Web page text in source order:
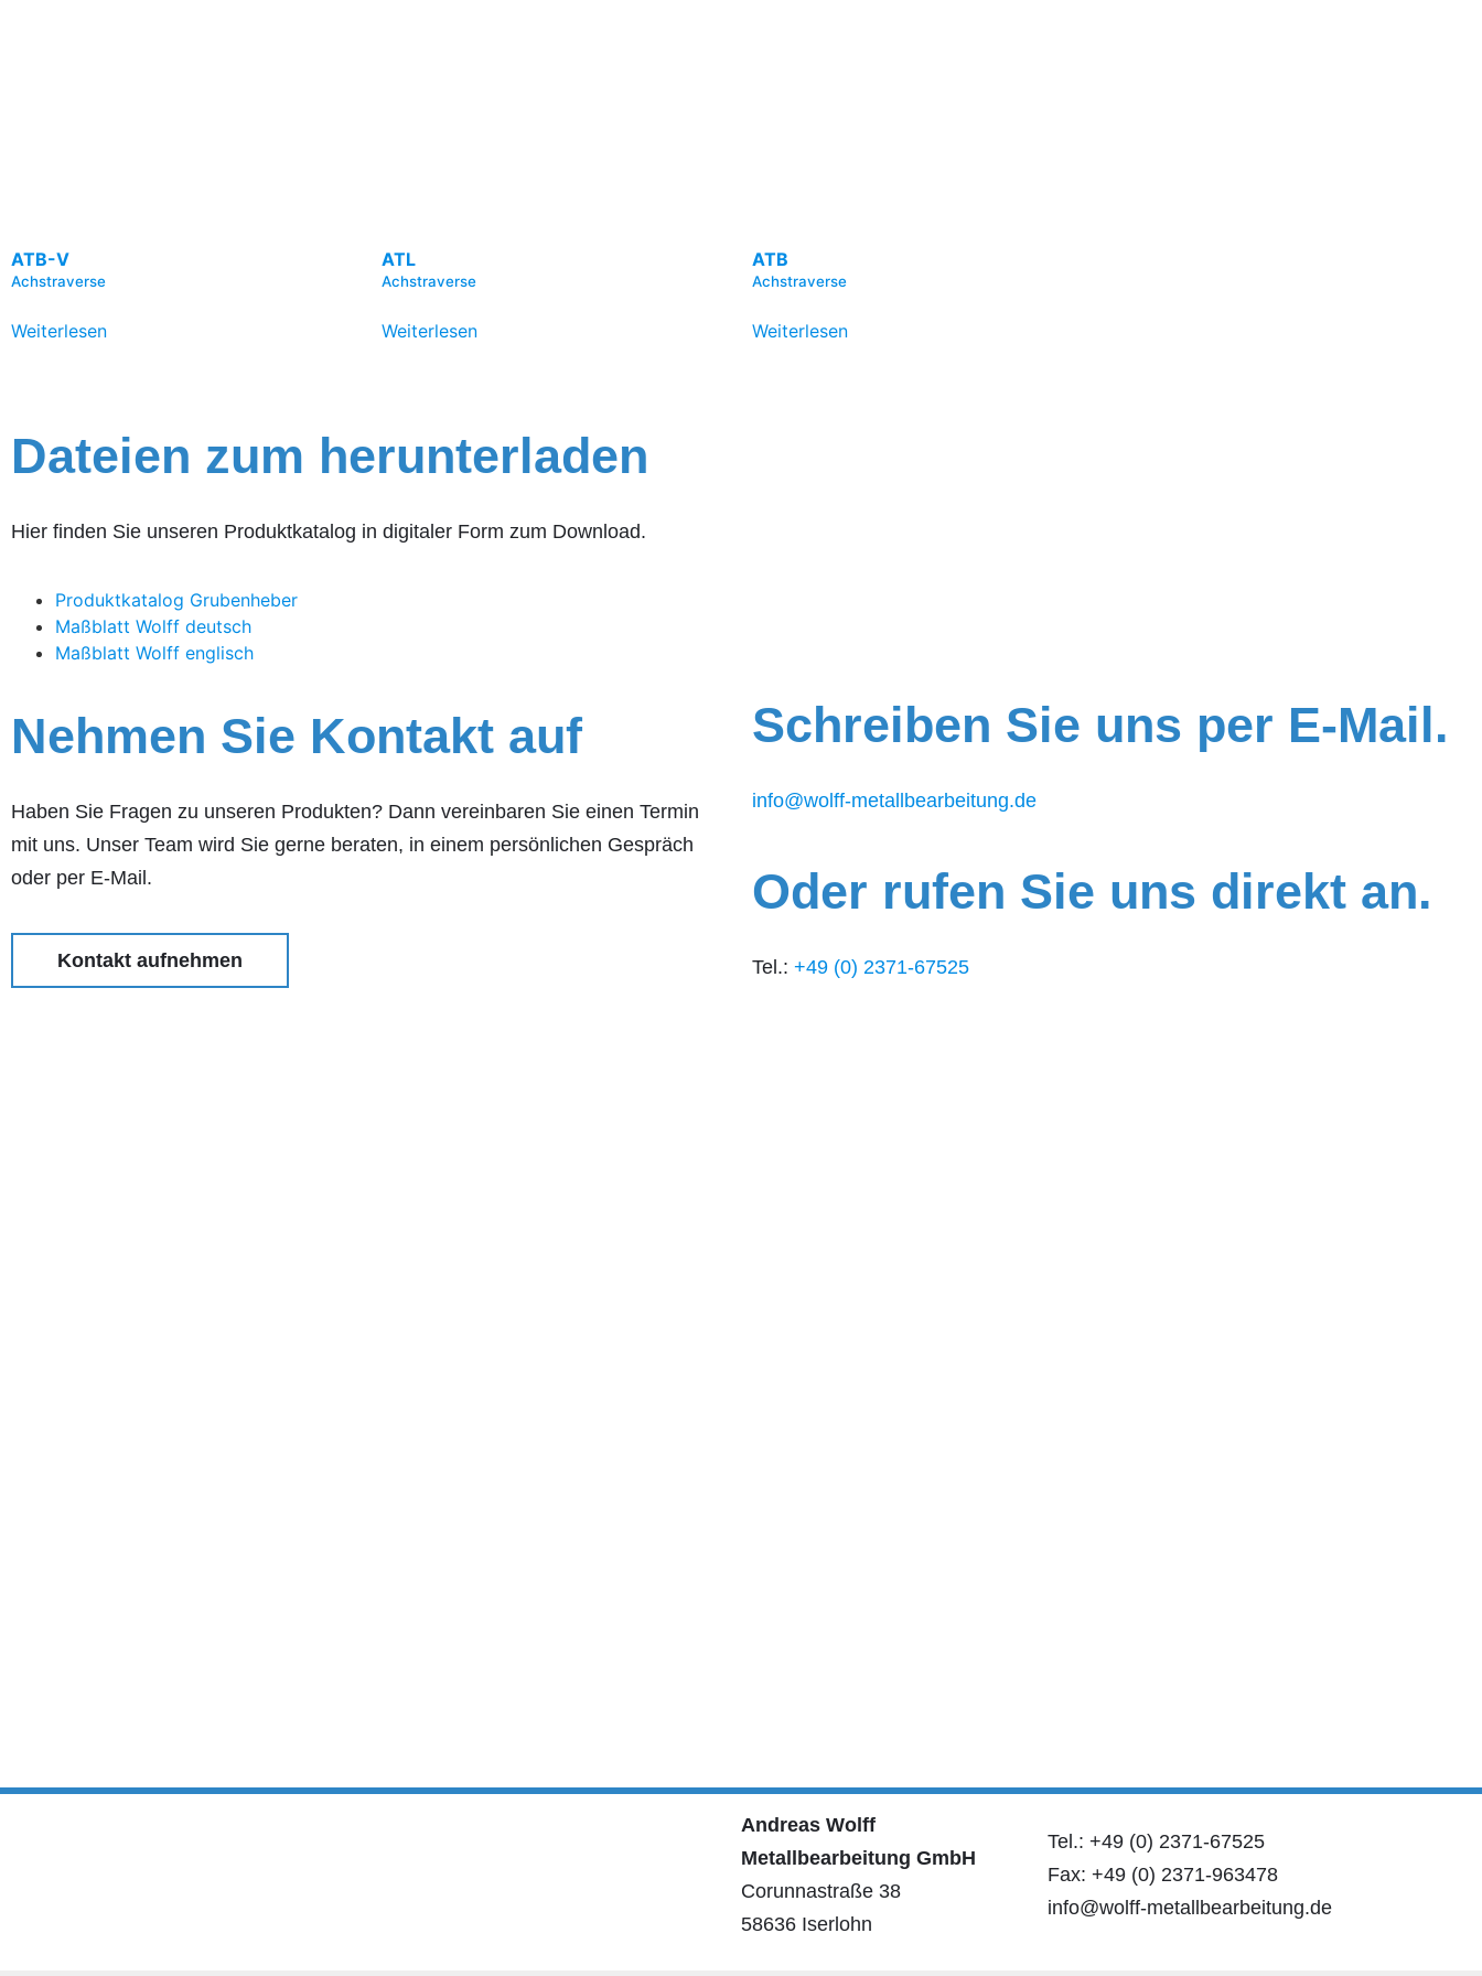
ATB-V
Achstraverse
Weiterlesen
ATL
Achstraverse
Weiterlesen
ATB
Achstraverse
Weiterlesen
Dateien zum herunterladen
Hier finden Sie unseren Produktkatalog in digitaler Form zum Download.
Produktkatalog Grubenheber
Maßblatt Wolff deutsch
Maßblatt Wolff englisch
Nehmen Sie Kontakt auf
Haben Sie Fragen zu unseren Produkten? Dann vereinbaren Sie einen Termin
mit uns. Unser Team wird Sie gerne beraten, in einem persönlichen Gespräch
oder per E-Mail.
Kontakt aufnehmen
Schreiben Sie uns per E-Mail.
info@wolff-metallbearbeitung.de
Oder rufen Sie uns direkt an.
Tel.: +49 (0) 2371-67525
Andreas Wolff
Metallbearbeitung GmbH
Corunnastraße 38
58636 Iserlohn
Tel.: +49 (0) 2371-67525
Fax: +49 (0) 2371-963478
info@wolff-metallbearbeitung.de